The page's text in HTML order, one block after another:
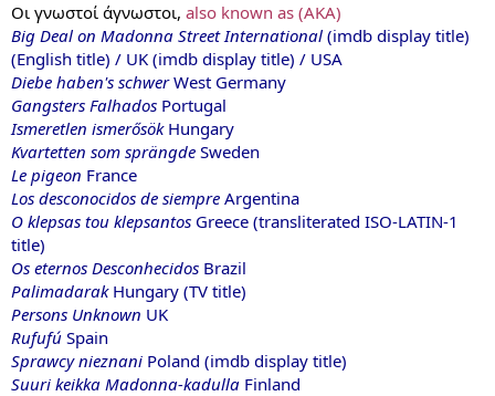
Οι γνωστοί άγνωστοι, also known as (AKA)
Big Deal on Madonna Street International (imdb display title)
(English title) / UK (imdb display title) / USA
Diebe haben's schwerWest Germany
Gangsters Falhados Portugal
Ismeretlen ismerősökHungary
Kvartetten som sprängde Sweden
Le pigeon France
Los desconocidos de siempre Argentina
O klepsas tou klepsantos Greece (transliterated ISO-LATIN-1
title)
Os eternos Desconhecidos Brazil
PalimadarakHungary (TV title)
Persons Unknown UK
Rufufú Spain
Sprawcy nieznani Poland (imdb display title)
Suuri keikka Madonna-kadulla Finland